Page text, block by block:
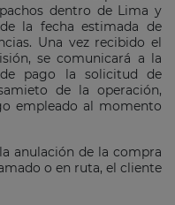
dentro de Lima y
la fecha estimada de
Una vez recibido el
se comunicará a la
pago la solicitud de
de la operación,
empleado al momento
anulación de la compra
o en ruta, el cliente